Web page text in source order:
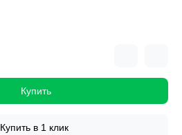
Купить
Купить в 1 клик